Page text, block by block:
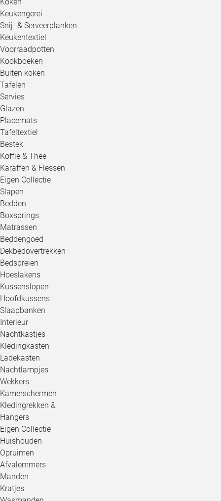
Keukengerei
Snij- & Serveerplanken
Keukentextiel
Voorraadpotten
Kookboeken
Buiten koken
Tafelen
Servies
Glazen
Placemats
Tafeltextiel
Bestek
Koffie & Thee
Karaffen & Flessen
Eigen Collectie
Slapen
Bedden
Boxsprings
Matrassen
Beddengoed
Dekbedovertrekken
Bedspreien
Hoeslakens
Kussenslopen
Hoofdkussens
Slaapbanken
Interieur
Nachtkastjes
Kledingkasten
Ladekasten
Nachtlampjes
Wekkers
Kamerschermen
Kledingrekken &
Hangers
Eigen Collectie
Huishouden
Opruimen
Afvalemmers
Manden
Kratjes